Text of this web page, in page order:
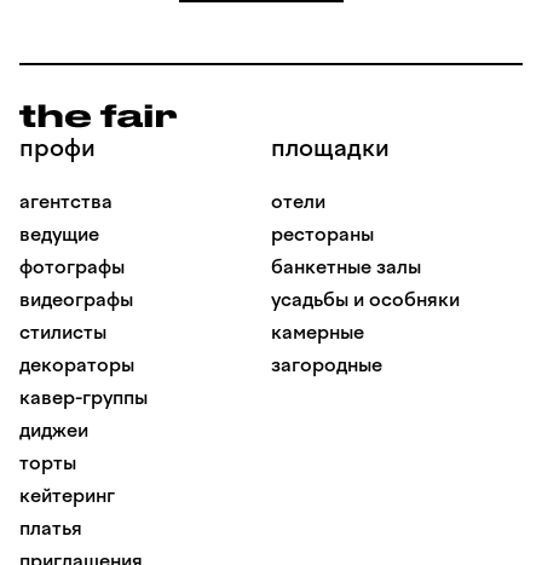
профи
агентства
ведущие
фотографы
видеографы
стилисты
декораторы
кавер-группы
диджеи
торты
кейтеринг
платья
площадки
отели
рестораны
банкетные залы
усадьбы и особняки
камерные
загородные